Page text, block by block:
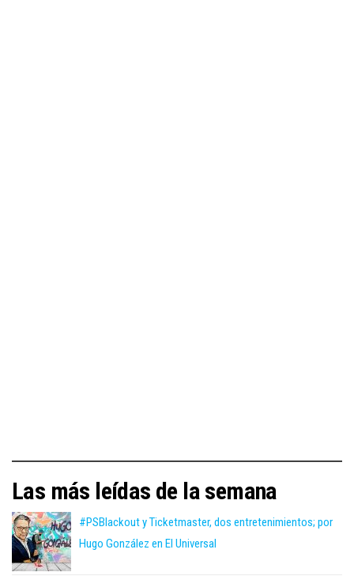
Las más leídas de la semana
#PSBlackout y Ticketmaster, dos entretenimientos; por
Hugo González en El Universal